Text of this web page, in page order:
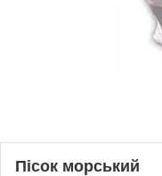
Пісок морський